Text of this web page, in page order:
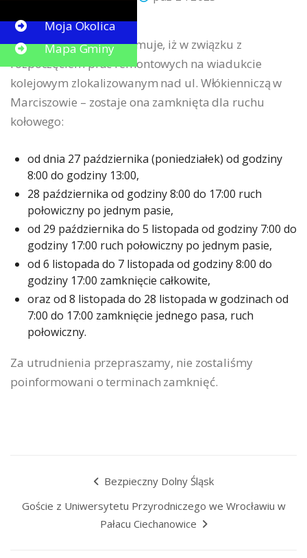
Gmina Marciszów informuje, iż w związku z
rozpoczęciem prac remontowych na wiadukcie
kolejowym zlokalizowanym nad ul. Włókienniczą w
Marciszowie – zostaje ona zamknięta dla ruchu
kołowego:
od dnia 27 października (poniedziałek) od godziny
8:00 do godziny 13:00,
28 października od godziny 8:00 do 17:00 ruch
połowiczny po jednym pasie,
od 29 października do 5 listopada od godziny 7:00 do
godziny 17:00 ruch połowiczny po jednym pasie,
od 6 listopada do 7 listopada od godziny 8:00 do
godziny 17:00 zamknięcie całkowite,
oraz od 8 listopada do 28 listopada w godzinach od
7:00 do 17:00 zamknięcie jednego pasa, ruch
połowiczny.
Za utrudnienia przepraszamy, nie zostaliśmy
poinformowani o terminach zamknięć.
Bezpieczny Dolny Śląsk
Goście z Uniwersytetu Przyrodniczego we Wrocławiu w
Pałacu Ciechanowice
Button
Moja Okolica
Mapa Gminy